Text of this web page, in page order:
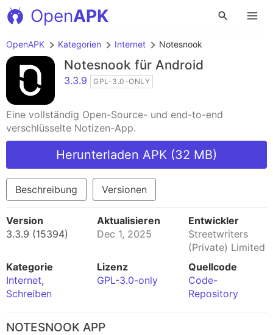
OpenAPK
OpenAPK Kategorien Internet Notesnook
Notesnook für Android
3.3.9 GPL-3.0-ONLY
Eine vollständig Open-Source- und end-to-end
verschlüsselte Notizen-App.
Herunterladen APK (32 MB)
Beschreibung Versionen
Version
3.3.9 (15394)
Aktualisieren
Dec 1, 2025
Entwickler
Streetwriters
(Private) Limited
Kategorie
Internet,
Schreiben
Lizenz
GPL-3.0-only
Quellcode
Code-
Repository
NOTESNOOK APP